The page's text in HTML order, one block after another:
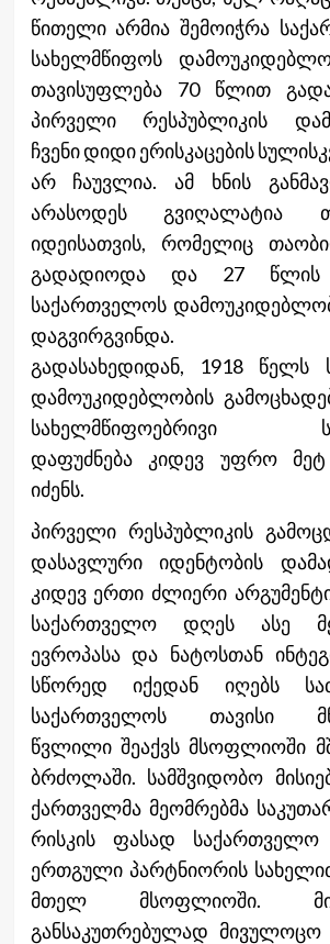
წითელი არმია შემოიჭრა
სახელმწიფოს
თავისუფლება 70 წლით
პირველი რესპუბლიკის
ჩვენი დიდი ერისკაცების
არ ჩაუვლია. ამ ხნის
არასოდეს გვიღალატია
იდეისათვის, რომელიც
გადადიოდა და 27 წლის
საქართველოს
დაგვირგვინდა.
გადასახედიდან, 1918 წელს
დამოუკიდებლობის
სახელმწიფოებრივი
დაფუძნება კიდევ უფრო
იძენს.
პირველი რესპუბლიკის
დასავლური იდენტობის
კიდევ ერთი ძლიერი
საქართველო დღეს ასე
ევროპასა და ნატოსთან
სწორედ იქედან იღებს
საქართველოს თავისი
წვლილი შეაქვს მსოფლიოში
ბრძოლაში. სამშვიდობო
ქართველმა მეომრებმა
რისკის ფასად
ერთგული პარტნიორის
მთელ მსოფლიოში.
განსაკუთრებულად